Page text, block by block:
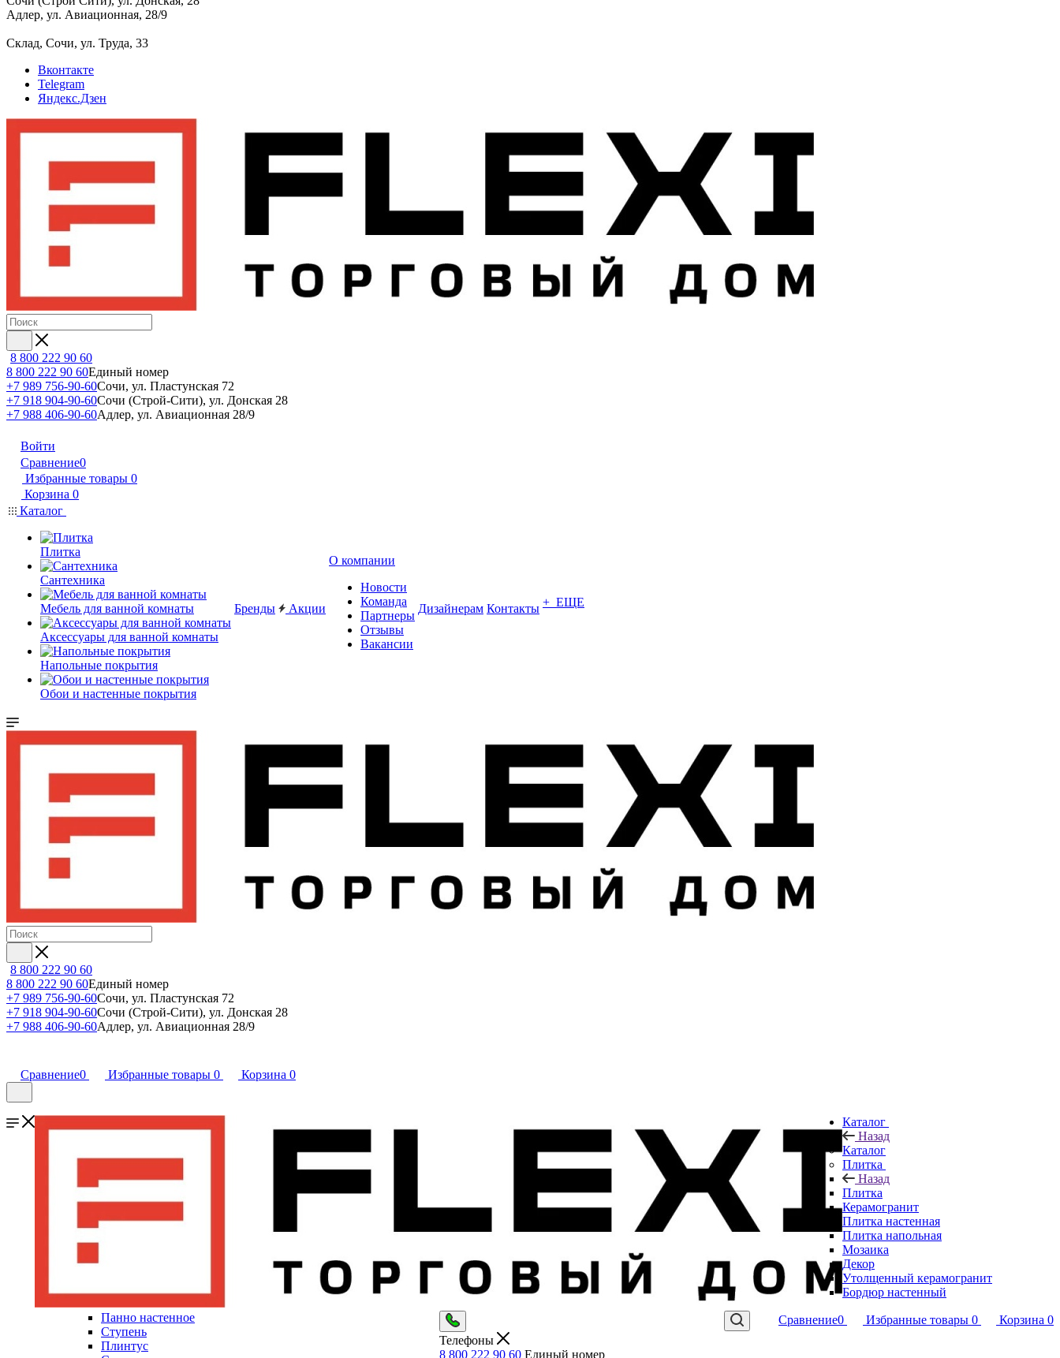
Адлер, ул. Авиационная, 28/9
Склад, Сочи, ул. Труда, 33
Вконтакте
Telegram
Яндекс.Дзен
8 800 222 90 60
8 800 222 90 60Единый номер
+7 989 756-90-60Сочи, ул. Пластунская 72
+7 918 904-90-60Сочи (Строй-Сити), ул. Донская 28
+7 988 406-90-60Адлер, ул. Авиационная 28/9
Войти
Сравнение0
Избранные товары 0
Корзина 0
Каталог
Плитка
Сантехника
Мебель для ванной комнаты
Аксессуары для ванной комнаты
Напольные покрытия
Обои и настенные покрытия
Бренды Акции
О компании
Новости
Команда
Партнеры
Отзывы
Вакансии
Дизайнерам Контакты + ЕЩЕ
8 800 222 90 60
8 800 222 90 60Единый номер
+7 989 756-90-60Сочи, ул. Пластунская 72
+7 918 904-90-60Сочи (Строй-Сити), ул. Донская 28
+7 988 406-90-60Адлер, ул. Авиационная 28/9
Сравнение0 Избранные товары 0 Корзина 0
Сравнение0 Избранные товары 0 Корзина 0
Телефоны
8 800 222 90 60 Единый номер
Каталог
Назад
Каталог
Плитка
Назад
Плитка
Керамогранит
Плитка настенная
Плитка напольная
Мозаика
Декор
Утолщенный керамогранит
Бордюр настенный
Панно настенное
Ступень
Плинтус